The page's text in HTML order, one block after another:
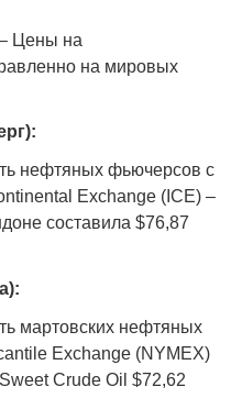
Цены на
на мировых
нефтяных фьючерсов с
Exchange (ICE) –
составила $76,87
мартовских нефтяных
Exchange (NYMEX)
Crude Oil $72,62